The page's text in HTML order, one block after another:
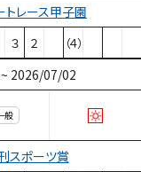
レース甲子園
３ ２ （４）
~ 2026/07/02
般
スポーツ賞